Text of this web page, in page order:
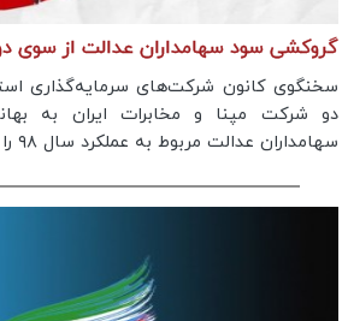
گروکشی سود سهامداران عدالت از سوی
سخنگوی کانون شرکت‌های سرمایه‌گذاری
دو شرکت مپنا و مخابرات ایران به
سهامداران عدالت مربوط به عملکرد سال ۹۸ را گروکشی کردند.